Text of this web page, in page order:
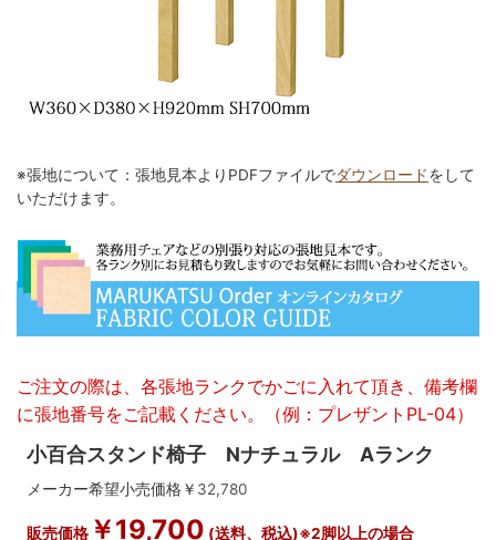
※張地について：張地見本よりPDFファイルでダウンロードをして
いただけます。
ご注文の際は、各張地ランクでかごに入れて頂き、備考欄
に張地番号をご記載ください。（例：プレザントPL-04）
小百合スタンド椅子 Nナチュラル Aランク
メーカー希望小売価格￥ 32,780
販売価格￥19,700 (送料、税込)※2脚以上の場合